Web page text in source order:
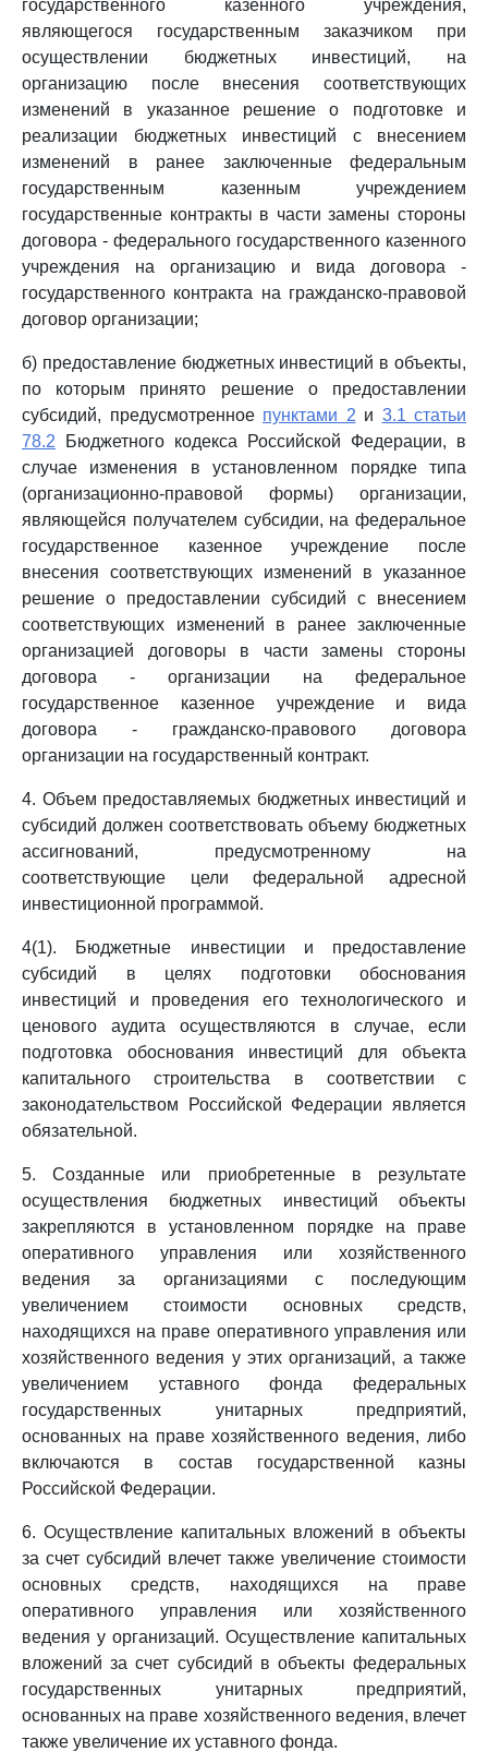
государственного казенного учреждения,
являющегося государственным заказчиком при
осуществлении бюджетных инвестиций, на
организацию после внесения соответствующих
изменений в указанное решение о подготовке и
реализации бюджетных инвестиций с внесением
изменений в ранее заключенные федеральным
государственным казенным учреждением
государственные контракты в части замены стороны
договора - федерального государственного казенного
учреждения на организацию и вида договора -
государственного контракта на гражданско-правовой
договор организации;
б) предоставление бюджетных инвестиций в объекты,
по которым принято решение о предоставлении
субсидий, предусмотренное пунктами 2 и 3.1 статьи
78.2 Бюджетного кодекса Российской Федерации, в
случае изменения в установленном порядке типа
(организационно-правовой формы) организации,
являющейся получателем субсидии, на федеральное
государственное казенное учреждение после
внесения соответствующих изменений в указанное
решение о предоставлении субсидий с внесением
соответствующих изменений в ранее заключенные
организацией договоры в части замены стороны
договора - организации на федеральное
государственное казенное учреждение и вида
договора - гражданско-правового договора
организации на государственный контракт.
4. Объем предоставляемых бюджетных инвестиций и
субсидий должен соответствовать объему бюджетных
ассигнований, предусмотренному на
соответствующие цели федеральной адресной
инвестиционной программой.
4(1). Бюджетные инвестиции и предоставление
субсидий в целях подготовки обоснования
инвестиций и проведения его технологического и
ценового аудита осуществляются в случае, если
подготовка обоснования инвестиций для объекта
капитального строительства в соответствии с
законодательством Российской Федерации является
обязательной.
5. Созданные или приобретенные в результате
осуществления бюджетных инвестиций объекты
закрепляются в установленном порядке на праве
оперативного управления или хозяйственного
ведения за организациями с последующим
увеличением стоимости основных средств,
находящихся на праве оперативного управления или
хозяйственного ведения у этих организаций, а также
увеличением уставного фонда федеральных
государственных унитарных предприятий,
основанных на праве хозяйственного ведения, либо
включаются в состав государственной казны
Российской Федерации.
6. Осуществление капитальных вложений в объекты
за счет субсидий влечет также увеличение стоимости
основных средств, находящихся на праве
оперативного управления или хозяйственного
ведения у организаций. Осуществление капитальных
вложений за счет субсидий в объекты федеральных
государственных унитарных предприятий,
основанных на праве хозяйственного ведения, влечет
также увеличение их уставного фонда.